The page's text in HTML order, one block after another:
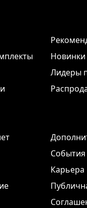
Новинки
Лидеры
События
Карьера